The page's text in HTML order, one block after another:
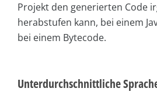
Projekt den generierten Code
herabstufen kann, bei einem
bei einem Bytecode.
Unterdurchschnittliche